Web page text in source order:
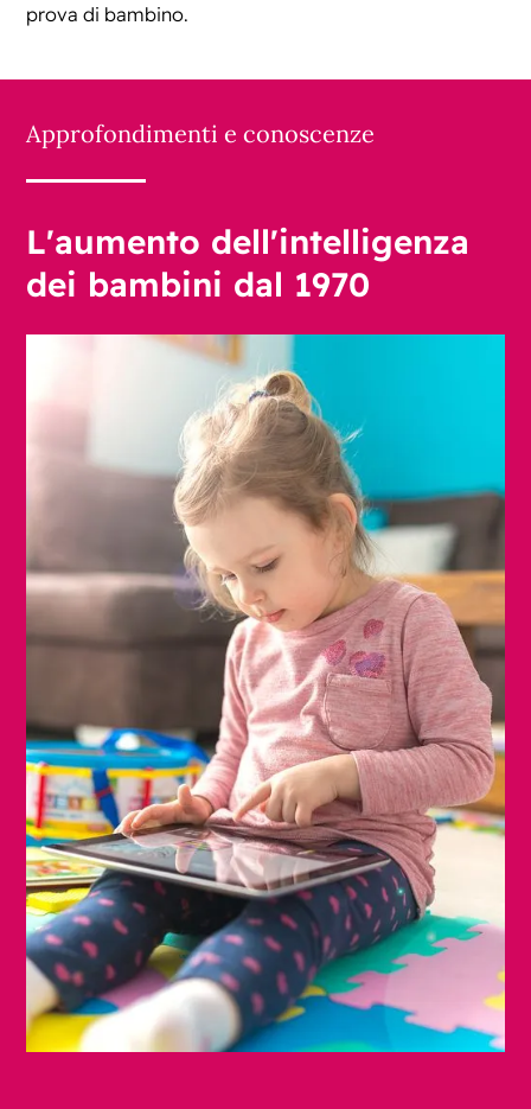
prova di bambino.
Approfondimenti e conoscenze
L'aumento dell'intelligenza
dei bambini dal 1970